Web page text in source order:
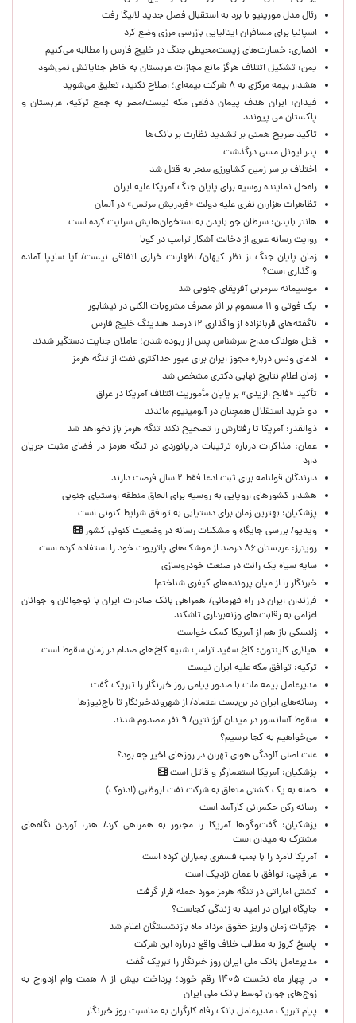
رئال مدل مورینیو با برد به استقبال فصل جدید لالیگا رفت
اسپانیا برای مسافران ایتالیایی بازرسی مرزی وضع کرد
انصاری: خسارت‌های زیست‌محیطی جنگ در خلیج فارس را مطالبه‌ می‌کنیم
یمن: تشکیل ائتلاف هرگز مانع مجازات عربستان به خاطر جنایاتش نمی‌شود
هشدار بیمه مرکزی به ۸ شرکت بیمه‌ای؛ اصلاح نکنید، تعلیق می‌شوید
فیدان: ایران هدف پیمان دفاعی مکه نیست/مصر به جمع ترکیه، عربستان و
پاکستان می پیوندد
تاکید صریح همتی بر تشدید نظارت بر بانک‌ها
پدر لیونل مسی درگذشت
اختلاف بر سر زمین کشاورزی منجر به قتل شد
راه‌حل نماینده روسیه برای پایان جنگ آمریکا علیه ایران
تظاهرات هزاران نفری علیه دولت «فردریش مرتس» در آلمان
هانتر بایدن: سرطان جو بایدن به استخوان‌هایش سرایت کرده است
روایت رسانه عبری از دخالت آشکار ترامپ در کوبا
زمان پایان جنگ از نظر کیهان/ اظهارات خرازی اتفاقی نیست/ آیا سایپا آماده
واگذاری است؟
موسیمانه سرمربی آفریقای جنوبی شد
یک فوتی و ۱۱ مسموم بر اثر مصرف مشروبات الکلی در نیشابور
ناگفته‌های قربانزاده از واگذاری ۱۲ درصد هلدینگ خلیج فارس
قتل هولناک مداح سرشناس پس از ربوده شدن؛ عاملان جنایت دستگیر شدند
ادعای ونس درباره مجوز ایران برای عبور حداکثری نفت از تنگه هرمز
زمان اعلام نتایج نهایی دکتری مشخص شد
تأکید «فالح الزیدی» بر پایان مأموریت ائتلاف آمریکا در عراق
دو خرید استقلال همچنان در آلومینیوم ماندند
ذوالقدر: آمریکا تا رفتارش را تصحیح نکند تنگه هرمز باز نخواهد شد
عمان: مذاکرات درباره ترتیبات دریانوردی در تنگه هرمز در فضای مثبت جریان
دارد
دارندگان قولنامه برای ثبت ادعا فقط ۲ سال فرصت دارند
هشدار کشورهای اروپایی به روسیه برای الحاق منطقه اوستیای جنوبی
پزشکیان‌: بهترین زمان برای دستیابی به توافق شرایط کنونی است
ویدیو/ بررسی جایگاه و مشکلات رسانه در وضعیت کنونی کشور
رویترز: عربستان ۸۶ درصد از موشک‌های پاتریوت خود را استفاده کرده است
سایه سیاه یک رانت در صنعت خودروسازی
خبرنگار را از میان پرونده‌های کیفری شناختم!
​فرزندان ایران در راه قهرمانی/ همراهی بانک صادرات ایران با نوجوانان و جوانان
اعزامی به رقابت‌های وزنه‌برداری تاشکند
زلنسکی باز هم از آمریکا کمک خواست
هیلاری کلینتون: کاخ سفید ترامپ شبیه کاخ‌های صدام در زمان سقوط است
ترکیه: توافق مکه علیه ایران نیست
مدیرعامل بیمه ملت با صدور پیامی روز خبرنگار را تبریک گفت
رسانه‌های ایران در بن‌بست اعتماد/ از شهروندخبرنگار تا باج‌نیوزها
سقوط آسانسور در میدان آرژانتین/ ۹ نفر مصدوم شدند
می‌خواهیم به کجا برسیم؟
علت اصلی آلودگی هوای تهران در روزهای اخیر چه بود؟
پزشکیان: آمریکا استعمارگر و قاتل است
حمله به یک کشتی متعلق به شرکت نفت ابوظبی (ادنوک)
رسانه رکن حکمرانی کارآمد است
پزشکیان: گفت‌وگوها آمریکا را مجبور به همراهی کرد/ هنر، آوردن نگاه‌های
مشترک به میدان است
آمریکا لامرد را با بمب فسفری بمباران کرده است
عراقچی: توافق با عمان نزدیک است
کشتی اماراتی در تنگه هرمز مورد حمله قرار گرفت
جایگاه ایران در امید به زندگی کجاست؟
جزئیات زمان واریز حقوق مرداد ماه بازنشستگان اعلام شد
پاسخ کروز به مطالب خلاف واقع درباره این شرکت
مدیرعامل بانک ملی ایران روز خبرنگار را تبریک گفت
در چهار ماه نخست ۱۴۰۵ رقم خورد؛ پرداخت بیش از ۸ همت وام ازدواج به
زوج‌های جوان توسط بانک ملی ایران
پیام تبریک مدیرعامل بانک رفاه کارگران به مناسبت روز خبرنگار